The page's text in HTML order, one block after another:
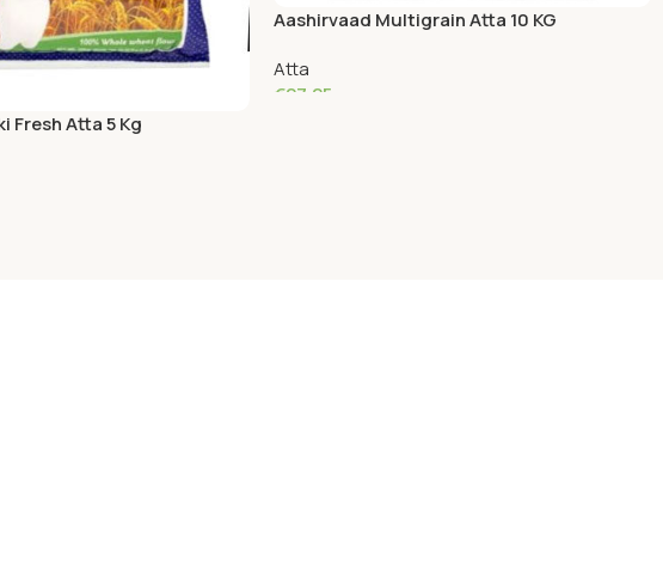
Fresh Atta 5 Kg
Aashirvaad Multigrain Atta 10 KG
Atta
€27.25